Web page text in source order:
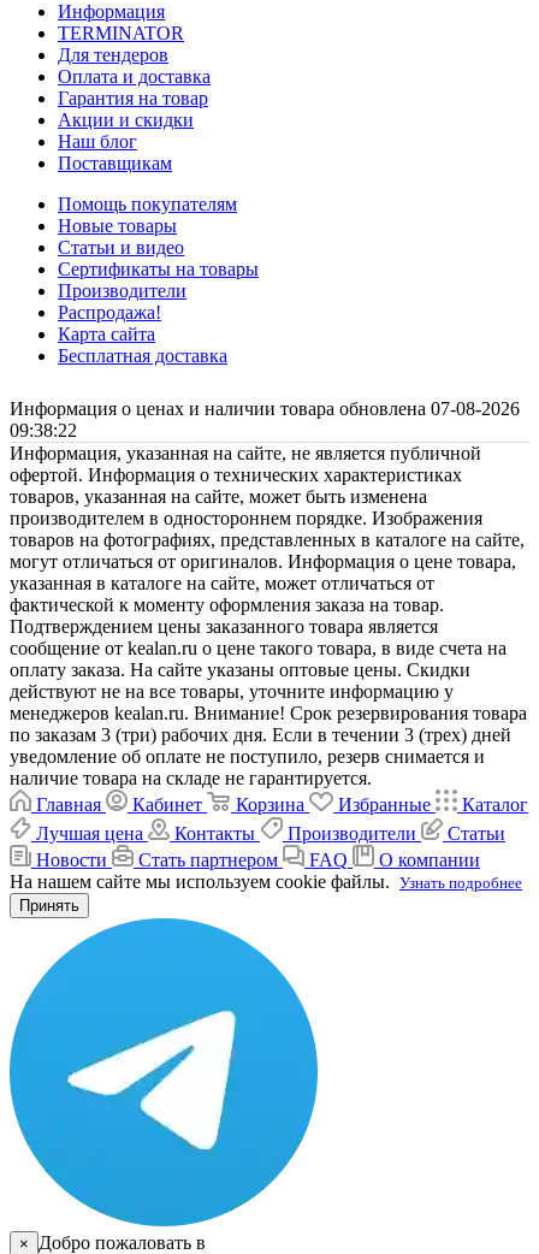
Информация
TERMINATOR
Для тендеров
Оплата и доставка
Гарантия на товар
Акции и скидки
Наш блог
Поставщикам
Помощь покупателям
Новые товары
Статьи и видео
Сертификаты на товары
Производители
Распродажа!
Карта сайта
Бесплатная доставка
Информация о ценах и наличии товара обновлена 07-08-2026
09:38:22
Информация, указанная на сайте, не является публичной
офертой. Информация о технических характеристиках
товаров, указанная на сайте, может быть изменена
производителем в одностороннем порядке. Изображения
товаров на фотографиях, представленных в каталоге на сайте,
могут отличаться от оригиналов. Информация о цене товара,
указанная в каталоге на сайте, может отличаться от
фактической к моменту оформления заказа на товар.
Подтверждением цены заказанного товара является
сообщение от kealan.ru о цене такого товара, в виде счета на
оплату заказа. На сайте указаны оптовые цены. Скидки
действуют не на все товары, уточните информацию у
менеджеров kealan.ru. Внимание! Срок резервирования товара
по заказам 3 (три) рабочих дня. Если в течении 3 (трех) дней
уведомление об оплате не поступило, резерв снимается и
наличие товара на складе не гарантируется.
Главная
Кабинет Корзина Избранные
Каталог
Лучшая цена
Контакты Производители
Статьи
Новости
Стать партнером FAQ
О компании
На нашем сайте мы используем cookie файлы. Узнать подробнее
Принять
× Добро пожаловать в